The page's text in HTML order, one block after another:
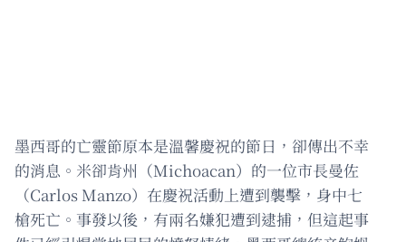
墨西哥的亡靈節原本是溫馨慶祝的節日，卻傳出不幸
的消息。米卻肯州（Michoacan）的一位市長曼佐
（Carlos Manzo）在慶祝活動上遭到襲擊，身中七
槍死亡。事發以後，有兩名嫌犯遭到逮捕，但這起事